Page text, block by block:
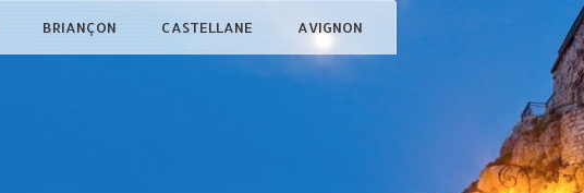
BRIANÇON CASTELLANE AVIGNON